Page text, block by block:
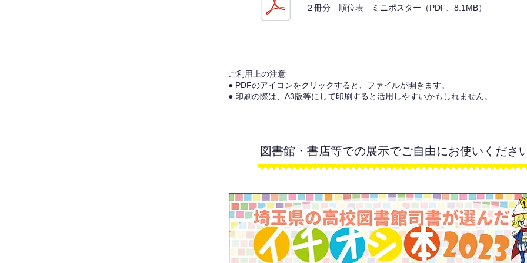
２冊分 順位表 ミニポスター（PDF、8.1MB）
ご利用上の注意
● PDFのアイコンをクリックすると、ファイルが開きます。
● 印刷の際は、A3版等にして印刷すると活用しやすいかもしれません。
図書館・書店等での展示でご自由にお使いくださ